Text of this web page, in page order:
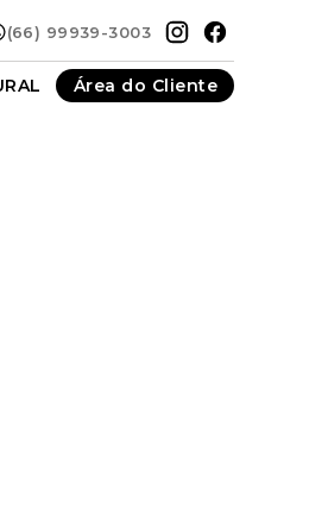
(66) 99939-3003
Área do Cliente